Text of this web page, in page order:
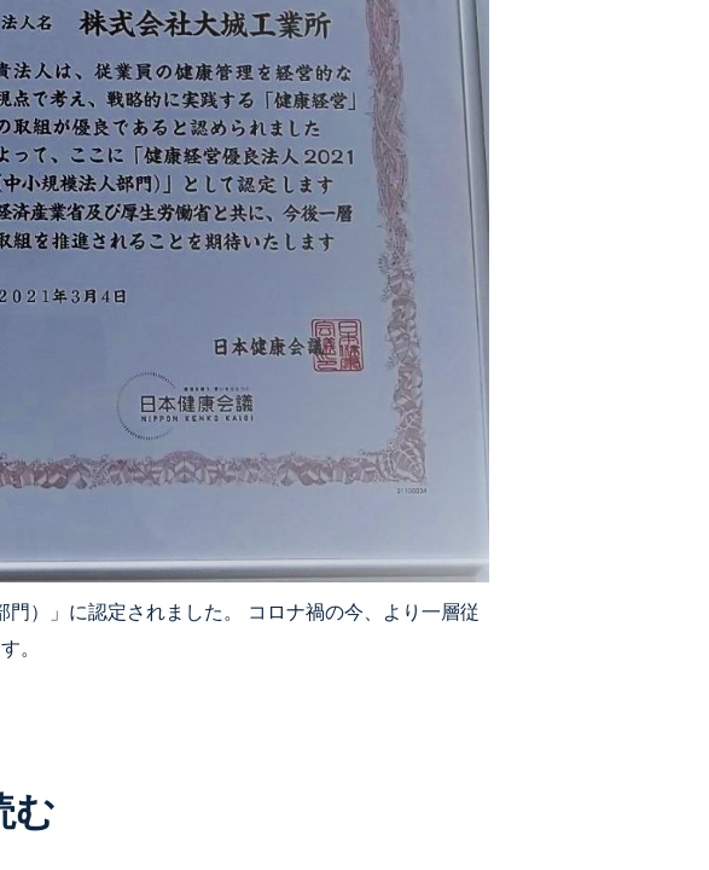
）」に認定されました。 コロナ禍の今、より一層従
。
む